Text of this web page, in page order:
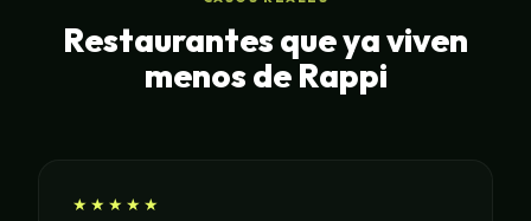
Restaurantes que ya viven
menos de Rappi
★★★★★